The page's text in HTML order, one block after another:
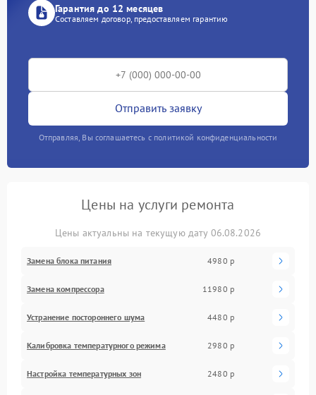
Гарантия до 12 месяцев
Составляем договор, предоставляем гарантию
Отправить заявку
Отправляя, Вы соглашаетесь с политикой конфиденциальности
Цены на услуги ремонта
Цены актуальны на текущую дату 06.08.2026
Замена блока питания 4980 р
Замена компрессора 11980 р
Устранение постороннего шума 4480 р
Калибровка температурного режима 2980 р
Настройка температурных зон 2480 р